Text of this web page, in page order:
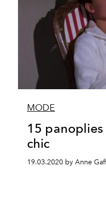
MODE
15
chic
19.03.2020 by Anne